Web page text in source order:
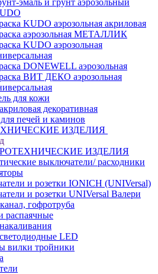
эмаль и грунт аэрозольный
KUDO аэрозольная акриловая
аэрозольная МЕТАЛЛИК
KUDO аэрозольная
DONEWELL аэрозольная
ВИТ ДЕКО аэрозольная
для кожи
декоративная
печей и каминов
ИЗДЕЛИЯ
ИЗДЕЛИЯ
выключатели/ расходники
и розетки IONICH (UNIVersal)
и розетки UNIVersal Валери
гофротруба
распаячные
LED
вилки тройники